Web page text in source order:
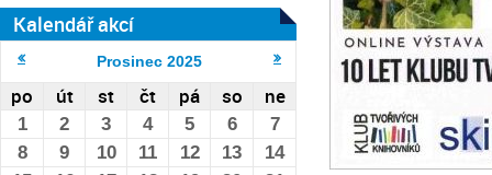
Kalendář akcí
Prosinec 2025
po út st čt pá so ne
1 2 3 4 5 6
7
8
9 10 11 12 13
14